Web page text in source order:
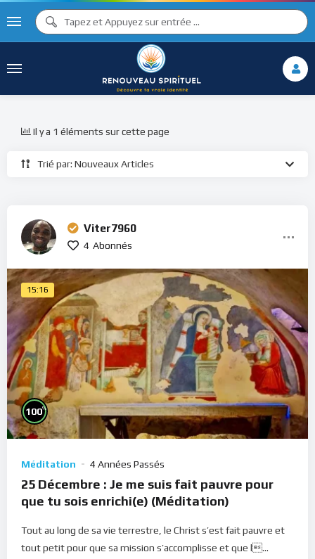
Trié par: Nouveaux Articles
Il y a 1 éléments sur cette page
Viter7960
4 Abonnés
15:16
100%
Méditation 4 Années Passés
25 Décembre : Je me suis fait pauvre pour
que tu sois enrichi(e) (Méditation)
Tout au long de sa vie terrestre, le Christ s’est fait pauvre et
tout petit pour que sa mission s’accomplisse et que l...